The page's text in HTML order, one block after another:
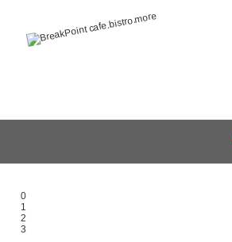
0
1
2
3